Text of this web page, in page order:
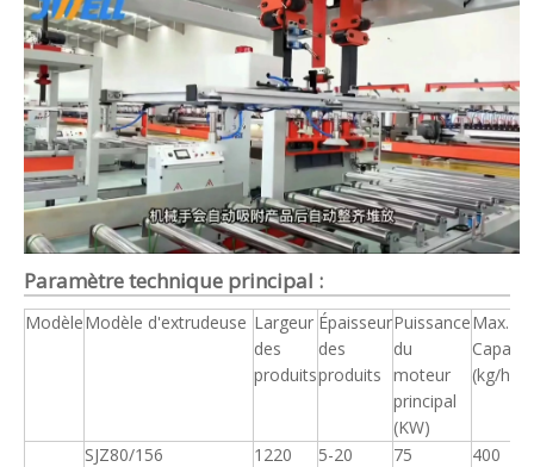
Paramètre technique principal :
ModèleModèle d'extrudeuse Largeur
des
produits
Épaisseur
des
produits
Puissance
du
moteur
principal
(KW)
Max.
(kg/h)
SJZ80/156 1220 5-20 75
400